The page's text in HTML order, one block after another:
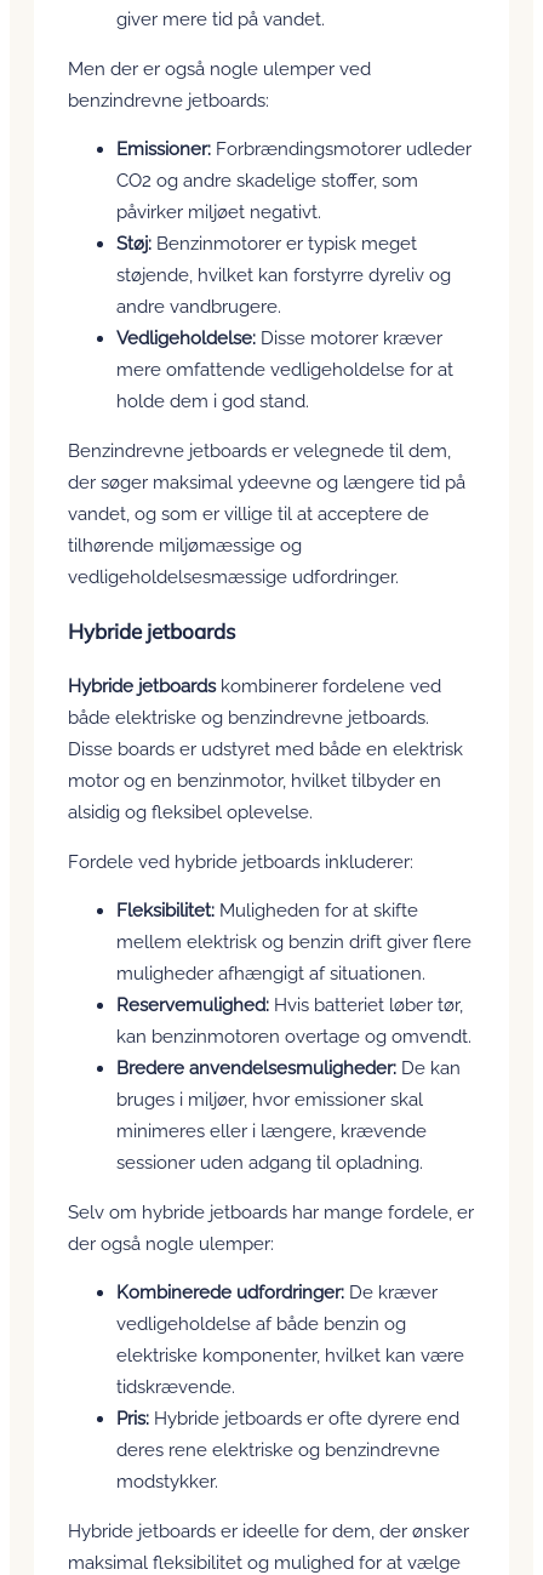
giver mere tid på vandet.
Men der er også nogle ulemper ved
benzindrevne jetboards:
Emissioner: Forbrændingsmotorer udleder
CO2 og andre skadelige stoffer, som
påvirker miljøet negativt.
Støj: Benzinmotorer er typisk meget
støjende, hvilket kan forstyrre dyreliv og
andre vandbrugere.
Vedligeholdelse: Disse motorer kræver
mere omfattende vedligeholdelse for at
holde dem i god stand.
Benzindrevne jetboards er velegnede til dem,
der søger maksimal ydeevne og længere tid på
vandet, og som er villige til at acceptere de
tilhørende miljømæssige og
vedligeholdelsesmæssige udfordringer.
Hybride jetboards
Hybride jetboardskombinerer fordelene ved
både elektriske og benzindrevne jetboards.
Disse boards er udstyret med både en elektrisk
motor og en benzinmotor, hvilket tilbyder en
alsidig og fleksibel oplevelse.
Fordele ved hybride jetboards inkluderer:
Fleksibilitet: Muligheden for at skifte
mellem elektrisk og benzin drift giver flere
muligheder afhængigt af situationen.
Reservemulighed: Hvis batteriet løber tør,
kan benzinmotoren overtage og omvendt.
Bredere anvendelsesmuligheder: De kan
bruges i miljøer, hvor emissioner skal
minimeres eller i længere, krævende
sessioner uden adgang til opladning.
Selv om hybride jetboards har mange fordele, er
der også nogle ulemper:
Kombinerede udfordringer: De kræver
vedligeholdelse af både benzin og
elektriske komponenter, hvilket kan være
tidskrævende.
Pris: Hybride jetboards er ofte dyrere end
deres rene elektriske og benzindrevne
modstykker.
Hybride jetboards er ideelle for dem, der ønsker
maksimal fleksibilitet og mulighed for at vælge